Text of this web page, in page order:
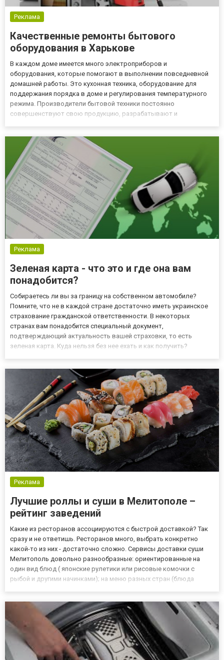
Реклама
Качественные ремонты бытового
оборудования в Харькове
В каждом доме имеется много электроприборов и
оборудования, которые помогают в выполнении повседневной
домашней работы. Это кухонная техника, оборудование для
поддержания порядка в доме и регулирования температурного
режима. Производители бытовой техники постоянно
совершенствуют свою продукцию, разрабатывают и
Доверить ремонт бытовой техники Харьков на...
Реклама
Зеленая карта - что это и где она вам
понадобится?
Собираетесь ли вы за границу на собственном автомобиле?
Помните, что не в каждой стране достаточно иметь украинское
страхование гражданской ответственности. В некоторых
странах вам понадобится специальный документ,
подтверждающий актуальность вашей страховки, то есть
зеленая карта. Куда нельзя без нее ехать и как получить?
обязательное страхование г...
Реклама
Лучшие роллы и суши в Мелитополе –
рейтинг заведений
Какие из ресторанов ассоциируются с быстрой доставкой? Так
сразу и не ответишь. Ресторанов много, выбрать конкретно
какой-то из них - достаточно сложно. Сервисы доставки суши
Мелитополь довольно разнообразные: ориентированные на
один вид блюд ( японские рулетики или рисовые комочки с
рыбой и другими начинками); на меню разных стран (блюда